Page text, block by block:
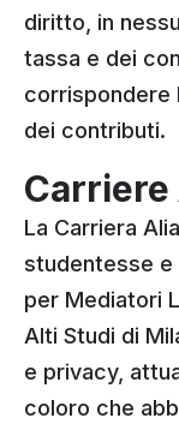
diritto, in
tassa e dei
corrispondere
dei contributi.
Carriere
La Carriera
studentesse e
per Mediatori
Alti Studi di
e privacy,
coloro che